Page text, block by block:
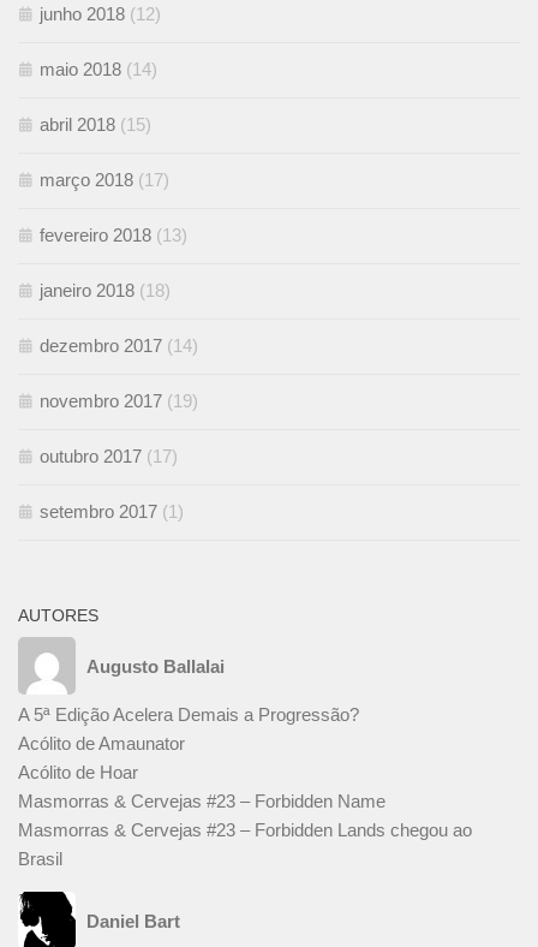
junho 2018 (12)
maio 2018 (14)
abril 2018 (15)
março 2018 (17)
fevereiro 2018 (13)
janeiro 2018 (18)
dezembro 2017 (14)
novembro 2017 (19)
outubro 2017 (17)
setembro 2017 (1)
AUTORES
Augusto Ballalai
A 5ª Edição Acelera Demais a Progressão?
Acólito de Amaunator
Acólito de Hoar
Masmorras & Cervejas #23 – Forbidden Name
Masmorras & Cervejas #23 – Forbidden Lands chegou ao
Brasil
Daniel Bart